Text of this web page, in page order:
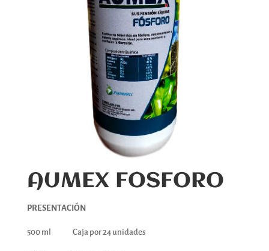
AUMEX FÓSFORO
PRESENTACIÓN
500 ml Caja por 24 unidades